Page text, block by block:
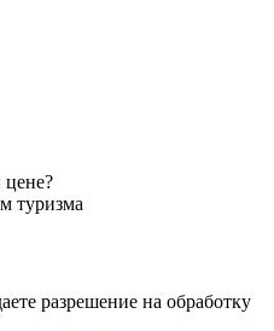
туризма
разрешение на обработку